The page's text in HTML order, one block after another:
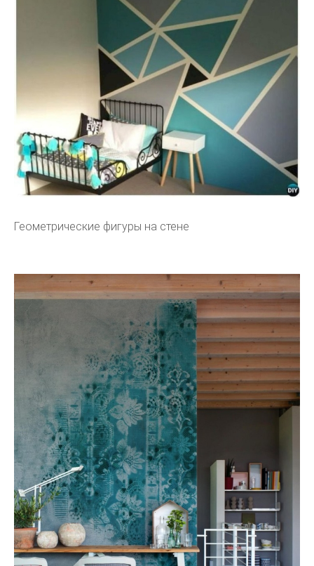
Геометрические фигуры на стене